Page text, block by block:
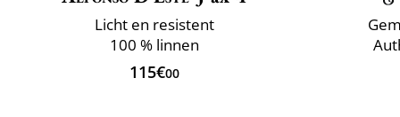
Licht en resistent
100 % linnen
115€00